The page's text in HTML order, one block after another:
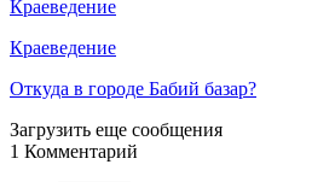
Краеведение
Краеведение
Откуда в городе Бабий базар?
Загрузить еще сообщения
1 Комментарий